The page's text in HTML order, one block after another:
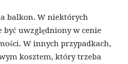
balkon. W niektórych
uwzględniony w cenie
W innych przypadkach,
kosztem, który trzeba